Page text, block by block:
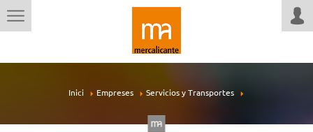
Inici Empreses Servicios y Transportes